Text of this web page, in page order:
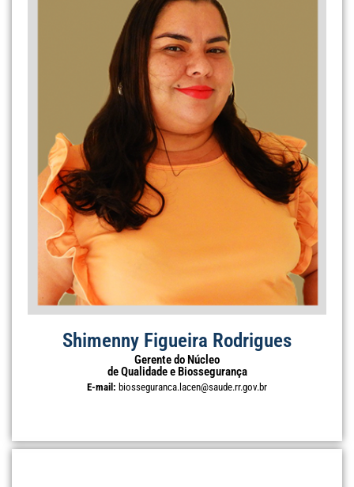
Shimenny Figueira Rodrigues
Gerente do Núcleo
de Qualidade e Biossegurança
E-mail: biosseguranca.lacen@saude.rr.gov.br